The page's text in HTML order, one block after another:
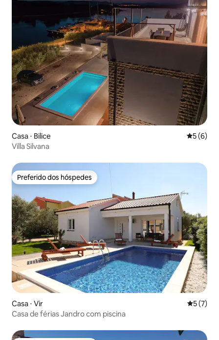
Casa ⋅ Bilice 5 de
5 (6)
Villa Silvana
Preferido dos hóspedes
Preferido dos hóspedes
Casa ⋅ Vir 5 de
5 (7)
Casa de férias Jandro com piscina